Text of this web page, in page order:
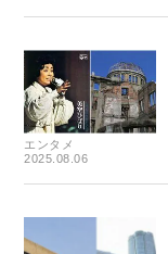
エンタメ
2025.08.06